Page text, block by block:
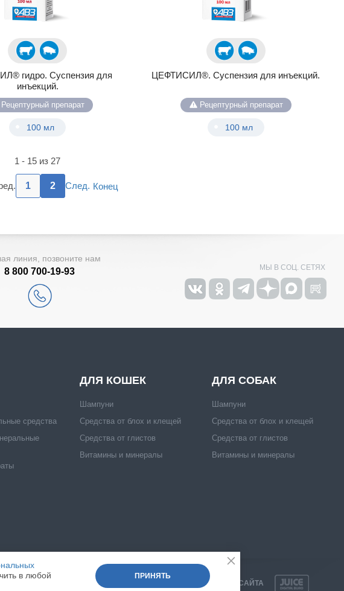
гидро. Суспензия для
инъекций.
Рецептурный препарат
100 мл
ЦЕФТИСИЛ®. Суспензия для инъекций.
Рецептурный препарат
100 мл
1 - 15 из 27
1 2 След. Конец
линия, позвоните нам
8 800 700-19-93 МЫ В СОЦ. СЕТЯХ
средства
ДЛЯ КОШЕК
Шампуни
Средства от блох и клещей
Средства от глистов
Витамины и минералы
ДЛЯ СОБАК
Шампуни
Средства от блох и клещей
Средства от глистов
Витамины и минералы
РАЗРАБОТКА САЙТА
в любой
ПРИНЯТЬ